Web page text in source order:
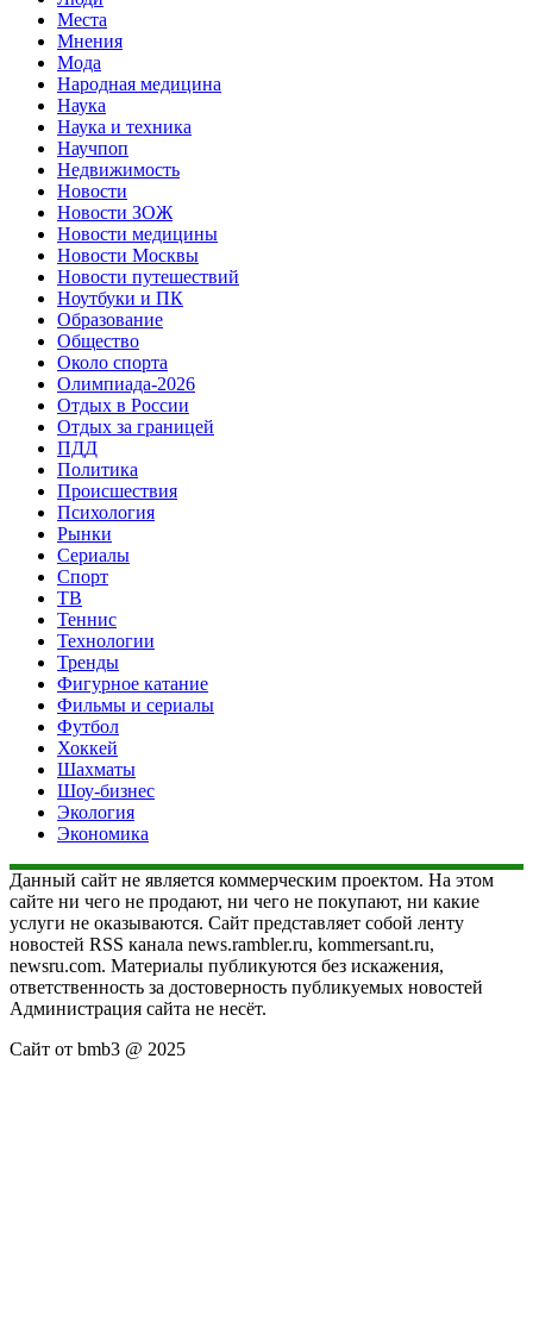
Места
Мнения
Мода
Народная медицина
Наука
Наука и техника
Научпоп
Недвижимость
Новости
Новости ЗОЖ
Новости медицины
Новости Москвы
Новости путешествий
Ноутбуки и ПК
Образование
Общество
Около спорта
Олимпиада-2026
Отдых в России
Отдых за границей
ПДД
Политика
Происшествия
Психология
Рынки
Сериалы
Спорт
ТВ
Теннис
Технологии
Тренды
Фигурное катание
Фильмы и сериалы
Футбол
Хоккей
Шахматы
Шоу-бизнес
Экология
Экономика
Данный сайт не является коммерческим проектом. На этом
сайте ни чего не продают, ни чего не покупают, ни какие
услуги не оказываются. Сайт представляет собой ленту
новостей RSS канала news.rambler.ru, kommersant.ru,
newsru.com. Материалы публикуются без искажения,
ответственность за достоверность публикуемых новостей
Администрация сайта не несёт.
Сайт от bmb3 @ 2025